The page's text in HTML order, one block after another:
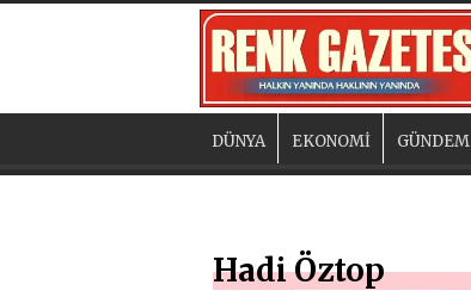
DÜNYA EKONOMİ GÜNDEM
Hadi Öztop